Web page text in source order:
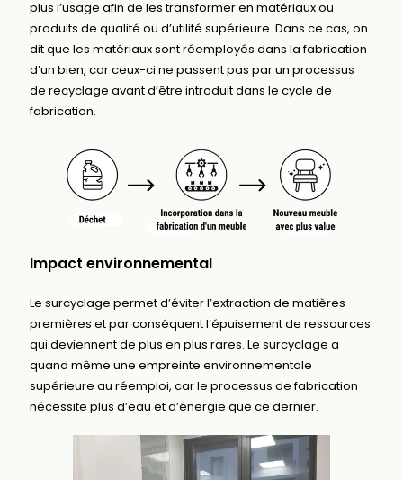
plus l’usage afin de les transformer en matériaux ou
produits de qualité ou d’utilité supérieure. Dans ce cas, on
dit que les matériaux sont réemployés dans la fabrication
d’un bien, car ceux-ci ne passent pas par un processus
de recyclage avant d’être introduit dans le cycle de
fabrication.
Impact environnemental
Le surcyclage permet d’éviter l’extraction de matières
premières et par conséquent l’épuisement de ressources
qui deviennent de plus en plus rares. Le surcyclage a
quand même une empreinte environnementale
supérieure au réemploi, car le processus de fabrication
nécessite plus d’eau et d’énergie que ce dernier.